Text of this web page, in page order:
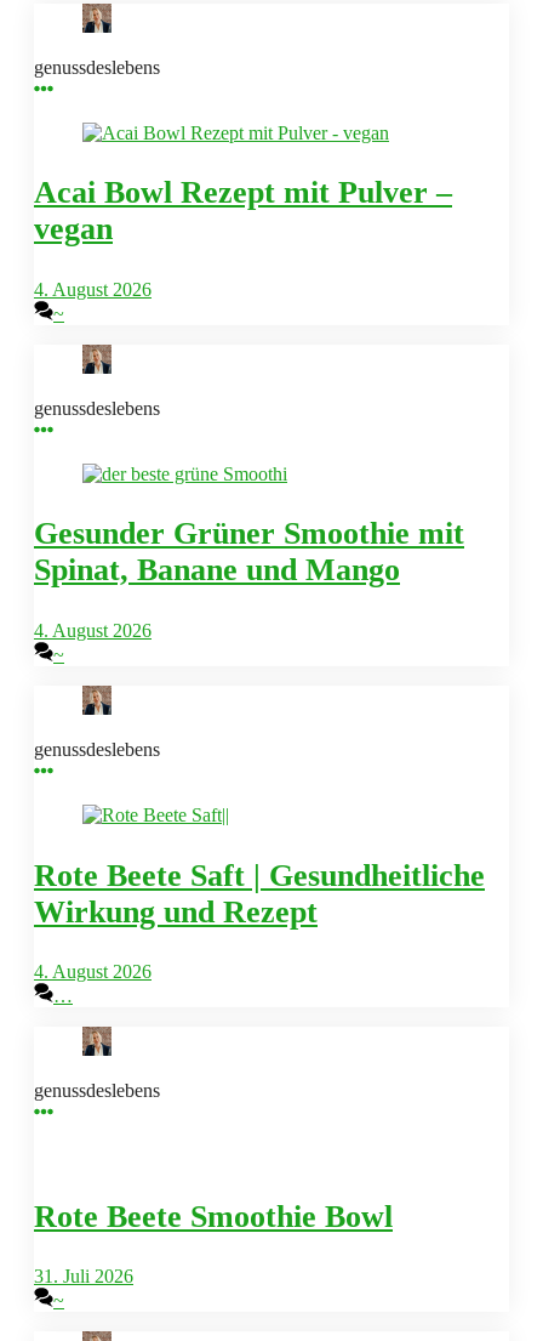
genussdeslebens
Acai Bowl Rezept mit Pulver –
vegan
4. August 2026
~
genussdeslebens
Gesunder Grüner Smoothie mit
Spinat, Banane und Mango
4. August 2026
~
genussdeslebens
Rote Beete Saft | Gesundheitliche
Wirkung und Rezept
4. August 2026
…
genussdeslebens
Rote Beete Smoothie Bowl
31. Juli 2026
~